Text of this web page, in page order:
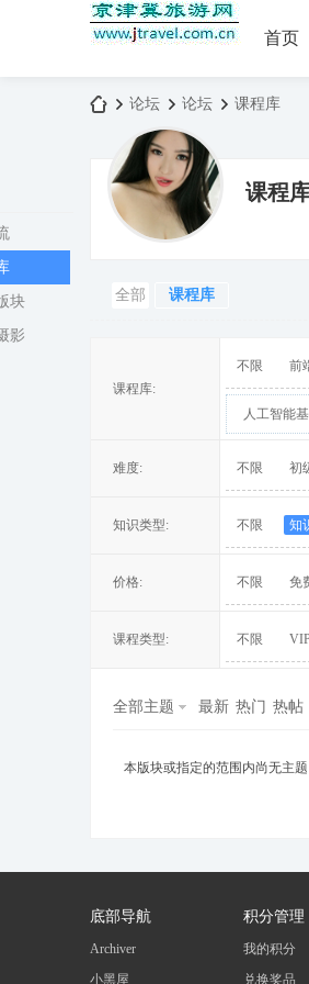
首页
»
论坛
›
论坛 课程库
块
影
课程
全部 课程库
课程库:
不限 前
人工智能
难度: 不限 初
知识类型: 不限 知
价格: 不限 免
课程类型: 不限 VIP
全部主题 最新 热门 热帖
本版块或指定的范围内尚无主题
底部导航
Archiver
小黑屋
积分管理
我的积分
兑换奖品